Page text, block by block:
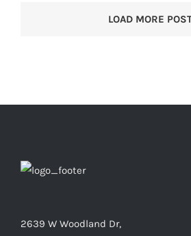
LOAD MORE
2639 W Woodland Dr,